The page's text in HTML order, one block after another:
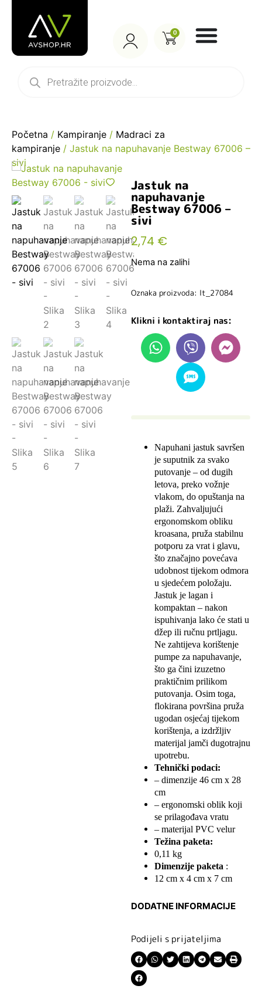
0
Početna / Kampiranje / Madraci za
kampiranje / Jastuk na napuhavanje Bestway 67006 –
sivi
Jastuk na
napuhavanje
Bestway 67006 –
sivi
2,74 €
Nema na zalihi
Oznaka proizvoda: lt_27084
Klikni i kontaktiraj nas:
Napuhani jastuk savršen
je suputnik za svako
putovanje – od dugih
letova, preko vožnje
vlakom, do opuštanja na
plaži. Zahvaljujući
ergonomskom obliku
kroasana, pruža stabilnu
potporu za vrat i glavu,
što značajno povećava
udobnost tijekom odmora
u sjedećem položaju.
Jastuk je lagan i
kompaktan – nakon
ispuhivanja lako će stati u
džep ili ručnu prtljagu.
Ne zahtijeva korištenje
pumpe za napuhavanje,
što ga čini izuzetno
praktičnim prilikom
putovanja. Osim toga,
flokirana površina pruža
ugodan osjećaj tijekom
korištenja, a izdržljiv
materijal jamči dugotrajnu
upotrebu.
Tehnički podaci:
– dimenzije 46 cm x 28
cm
– ergonomski oblik koji
se prilagođava vratu
– materijal PVC velur
Težina paketa:
0,11 kg
Dimenzije paketa :
12 cm x 4 cm x 7 cm
DODATNE INFORMACIJE
Podijeli s prijateljima